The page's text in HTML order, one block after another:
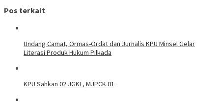
Pos terkait
Undang Camat, Ormas-Ordat dan Jurnalis KPU Minsel Gelar
Literasi Produk Hukum Pilkada
KPU Sahkan 02 JGKL, MJPCK 01